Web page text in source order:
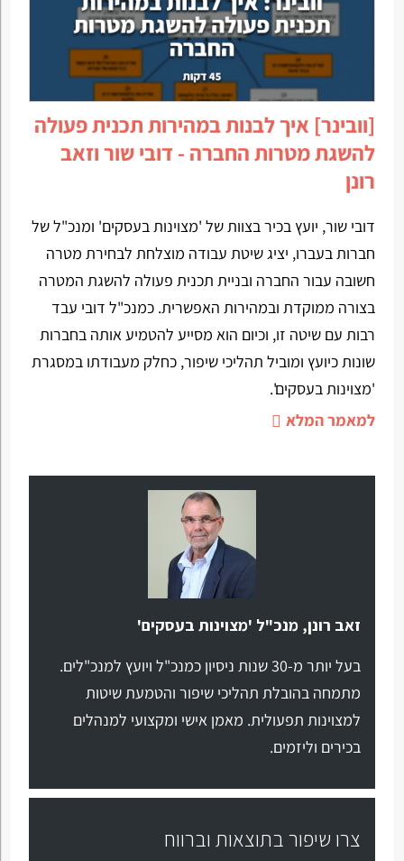
[וובינר] איך לבנות במהירות תכנית פעולה
להשגת מטרות החברה - דובי שור וזאב
רונן
דובי שור, יועץ בכיר בצוות של 'מצוינות בעסקים' ומנכ"ל של
חברות בעברו, יציג שיטת עבודה מוצלחת לבחירת מטרה
חשובה עבור החברה ובניית תכנית פעולה להשגת המטרה
בצורה ממוקדת ובמהירות האפשרית. כמנכ"ל דובי עבד
רבות עם שיטה זו, וכיום הוא מסייע להטמיע אותה בחברות
שונות כיועץ ומוביל תהליכי שיפור, כחלק מעבודתו במסגרת
'מצוינות בעסקים'.
למאמר המלא
זאב רונן, מנכ"ל 'מצוינות בעסקים'
בעל יותר מ-30 שנות ניסיון כמנכ"ל ויועץ למנכ"לים.
מתמחה בהובלת תהליכי שיפור והטמעת שיטות
למצוינות תפעולית. מאמן אישי ומקצועי למנהלים
בכירים וליזמים.
צרו שיפור בתוצאות וברווח